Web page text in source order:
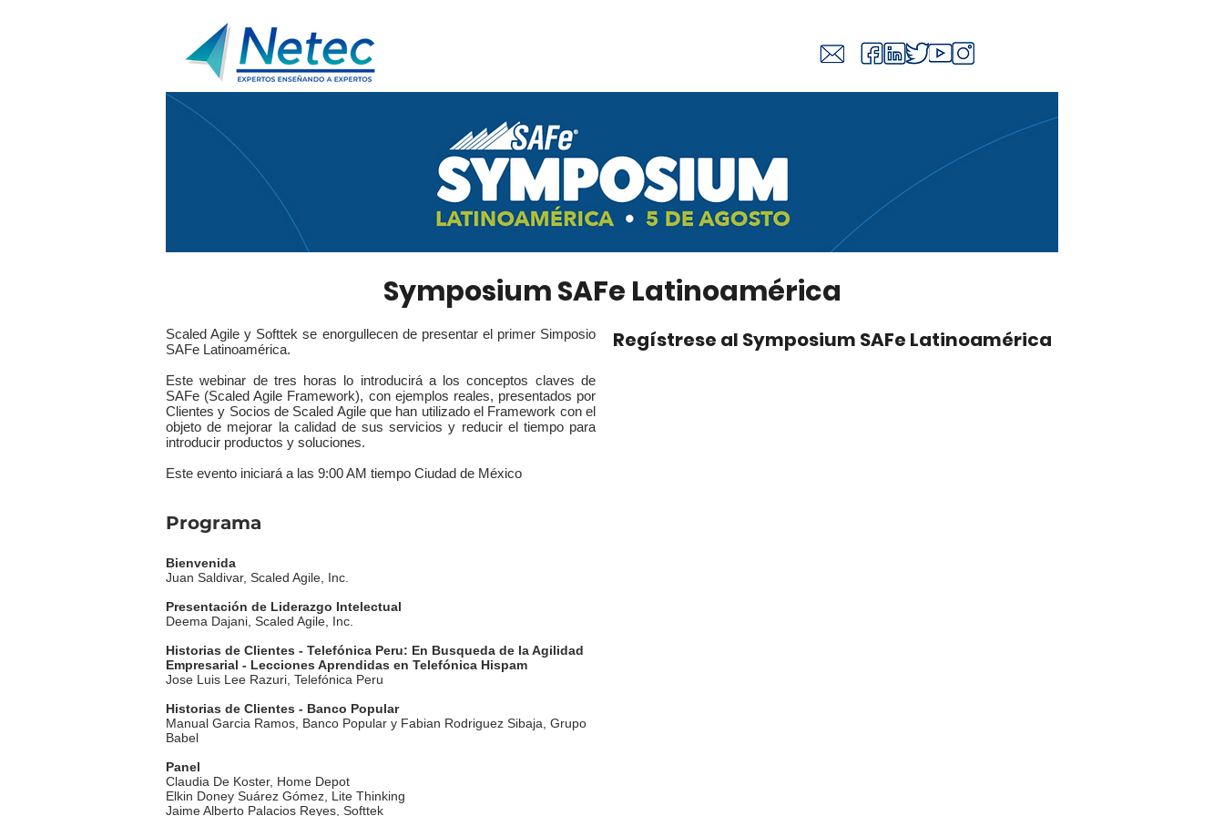
Symposium SAFe Latinoamérica
Scaled Agile y Softtek se enorgullecen de presentar el primer Simposio
SAFe Latinoamérica.
Este webinar de tres horas lo introducirá a los conceptos claves de
SAFe (Scaled Agile Framework), con ejemplos reales, presentados por
Clientes y Socios de Scaled Agile que han utilizado el Framework con el
objeto de mejorar la calidad de sus servicios y reducir el tiempo para
introducir productos y soluciones.
Este evento iniciará a las 9:00 AM tiempo Ciudad de México
Programa
Bienvenida
Juan Saldivar, Scaled Agile, Inc.
Presentación de Liderazgo Intelectual
Deema Dajani, Scaled Agile, Inc.
Historias de Clientes - Telefónica Peru: En Busqueda de la Agilidad
Empresarial - Lecciones Aprendidas en Telefónica Hispam
Jose Luis Lee Razuri, Telefónica Peru
Historias de Clientes - Banco Popular
Manual Garcia Ramos, Banco Popular y Fabian Rodriguez Sibaja, Grupo
Babel
Panel
Claudia De Koster, Home Depot
Elkin Doney Suárez Gómez, Lite Thinking
Jaime Alberto Palacios Reyes, Softtek
Regístrese al Symposium SAFe Latinoamérica